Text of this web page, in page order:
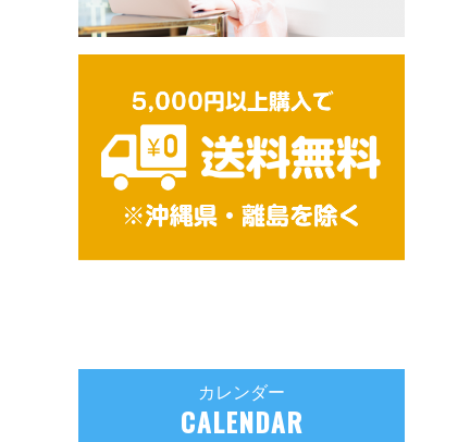
カレンダー
CALENDAR